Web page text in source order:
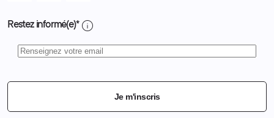
Restez informé(e)* info
Je m'inscris